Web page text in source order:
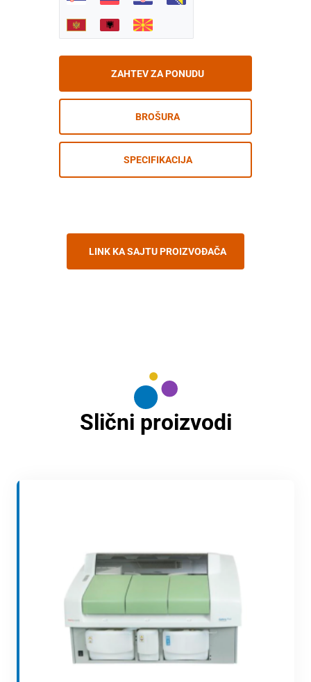
ZAHTEV ZA PONUDU
BROŠURA
SPECIFIKACIJA
LINK KA SAJTU PROIZVOĐAČA
Slični proizvodi